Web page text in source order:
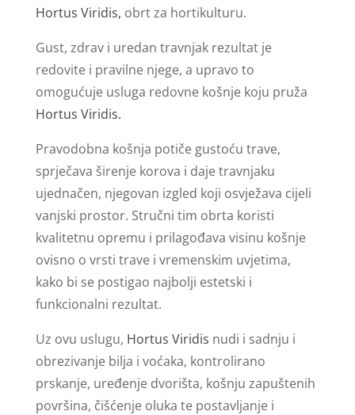
Hortus Viridis, obrt za hortikulturu.
Gust, zdrav i uredan travnjak rezultat je
redovite i pravilne njege, a upravo to
omogućuje usluga redovne košnje koju pruža
Hortus Viridis.
Pravodobna košnja potiče gustoću trave,
sprječava širenje korova i daje travnjaku
ujednačen, njegovan izgled koji osvježava cijeli
vanjski prostor. Stručni tim obrta koristi
kvalitetnu opremu i prilagođava visinu košnje
ovisno o vrsti trave i vremenskim uvjetima,
kako bi se postigao najbolji estetski i
funkcionalni rezultat.
Uz ovu uslugu, Hortus Viridis nudi i sadnju i
obrezivanje bilja i voćaka, kontrolirano
prskanje, uređenje dvorišta, košnju zapuštenih
površina, čišćenje oluka te postavljanje i